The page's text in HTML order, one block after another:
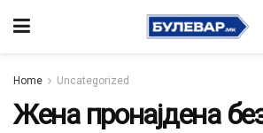
Home Uncategorized
Жена пронајдена